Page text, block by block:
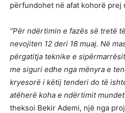
përfundohet në afat kohorë
“Për ndërtimin e fazës së tretë
nevojiten 12 deri 18 muaj. Në
përgatitja teknike e
me siguri edhe nga mënyra e
kryesorë i këtij tenderi do të
atëherë koha e ndërtimit
theksoi Bekir Ademi, një nga